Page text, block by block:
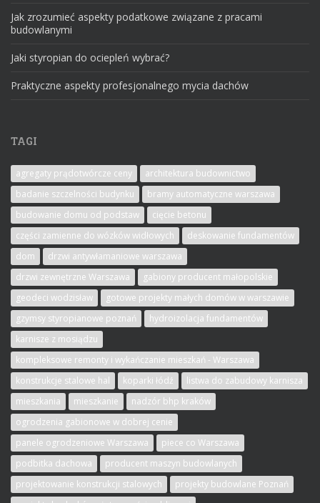
Jak zrozumieć aspekty podatkowe związane z pracami
budowlanymi
Jaki styropian do ociepleń wybrać?
Praktyczne aspekty profesjonalnego mycia dachów
TAGI
agregaty prądotwórcze ceny
architektura budownictwo
badanie szczelności budynku
bramy automatyczne warszawa
budowanie domu od podstaw
cięcie betonu
części zamienne do wózków widłowych
deskowanie fundamentów
dom
drzwi antywłamaniowe warszawa
drzwi zewnętrzne Warszawa
gabiony producent małopolskie
geodeci wodzisław
gotowe projekty małych domów w warszawie
gzymsy styropianowe poznań
hydroizolacja fundamentów
karnisze z mosiądzu
kompleksowe remonty i wykańczanie mieszkań - Warszawa
konstrukcje stalowe hal
koparki łódź
listwa do zabudowy karnisza
mieszkania
mieszkanie
nadzór bhp kraków
ogrodzenia gabionowe w dobrej cenie
panele ogrodzeniowe Warszawa
piece co Warszawa
podbitka dachowa
producent maszyn budowlanych
projektowanie konstrukcji stalowych
projekty budowlane Poznań